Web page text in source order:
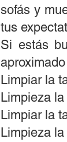
sofás y
tus
Si estás
Limpiar la
Limpieza
Limpiar la
Limpieza